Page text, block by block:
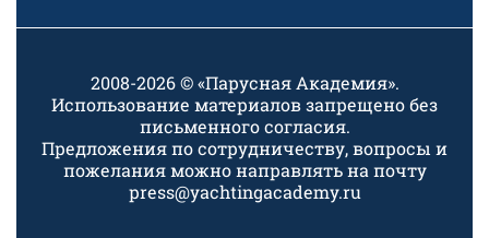
2008-2026 © «Парусная Академия».
Использование материалов запрещено без
письменного согласия.
Предложения по сотрудничеству, вопросы и
пожелания можно направлять на почту
press@yachtingacademy.ru